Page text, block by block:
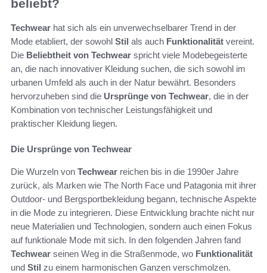
beliebt?
Techwear hat sich als ein unverwechselbarer Trend in der
Mode etabliert, der sowohl Stil als auch Funktionalität vereint.
Die Beliebtheit von Techwear spricht viele Modebegeisterte
an, die nach innovativer Kleidung suchen, die sich sowohl im
urbanen Umfeld als auch in der Natur bewährt. Besonders
hervorzuheben sind die Ursprünge von Techwear, die in der
Kombination von technischer Leistungsfähigkeit und
praktischer Kleidung liegen.
Die Ursprünge von Techwear
Die Wurzeln von Techwear reichen bis in die 1990er Jahre
zurück, als Marken wie The North Face und Patagonia mit ihrer
Outdoor- und Bergsportbekleidung begann, technische Aspekte
in die Mode zu integrieren. Diese Entwicklung brachte nicht nur
neue Materialien und Technologien, sondern auch einen Fokus
auf funktionale Mode mit sich. In den folgenden Jahren fand
Techwear seinen Weg in die Straßenmode, wo Funktionalität
und Stil zu einem harmonischen Ganzen verschmolzen.